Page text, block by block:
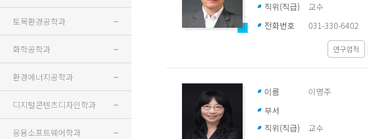
토목환경공학과
화학공학과
환경에너지공학과
디지털콘텐츠디자인학과
응용소프트웨어학과
직위(직급)
교수
전화번호
031-330-6402
연구업적
이름
이명주
부서
직위(직급)
교수